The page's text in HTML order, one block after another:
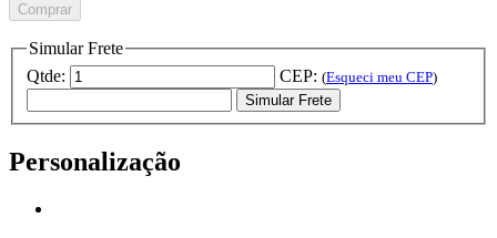
Comprar
Simular Frete
Qtde:
CEP: (Esqueci meu CEP)
Simular Frete
Personalização